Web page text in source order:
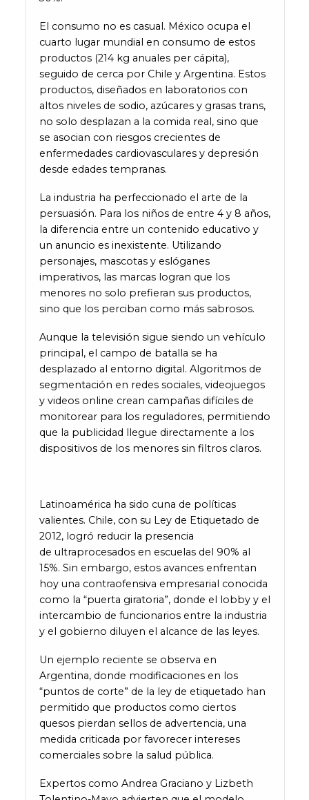
El consumo no es casual. México ocupa el
cuarto lugar mundial en consumo de estos
productos (214 kg anuales per cápita),
seguido de cerca por Chile y Argentina. Estos
productos, diseñados en laboratorios con
altos niveles de sodio, azúcares y grasas trans,
no solo desplazan a la comida real, sino que
se asocian con riesgos crecientes de
enfermedades cardiovasculares y depresión
desde edades tempranas.
La industria ha perfeccionado el arte de la
persuasión. Para los niños de entre 4 y 8 años,
la diferencia entre un contenido educativo y
un anuncio es inexistente. Utilizando
personajes, mascotas y eslóganes
imperativos, las marcas logran que los
menores no solo prefieran sus productos,
sino que los perciban como más sabrosos.
Aunque la televisión sigue siendo un vehículo
principal, el campo de batalla se ha
desplazado al entorno digital. Algoritmos de
segmentación en redes sociales, videojuegos
y videos online crean campañas difíciles de
monitorear para los reguladores, permitiendo
que la publicidad llegue directamente a los
dispositivos de los menores sin filtros claros.
Latinoamérica ha sido cuna de políticas
valientes. Chile, con su Ley de Etiquetado de
2012, logró reducir la presencia
de ultraprocesados en escuelas del 90% al
15%. Sin embargo, estos avances enfrentan
hoy una contraofensiva empresarial conocida
como la “puerta giratoria”, donde el lobby y el
intercambio de funcionarios entre la industria
y el gobierno diluyen el alcance de las leyes.
Un ejemplo reciente se observa en
Argentina, donde modificaciones en los
“puntos de corte” de la ley de etiquetado han
permitido que productos como ciertos
quesos pierdan sellos de advertencia, una
medida criticada por favorecer intereses
comerciales sobre la salud pública.
Expertos como Andrea Graciano y Lizbeth